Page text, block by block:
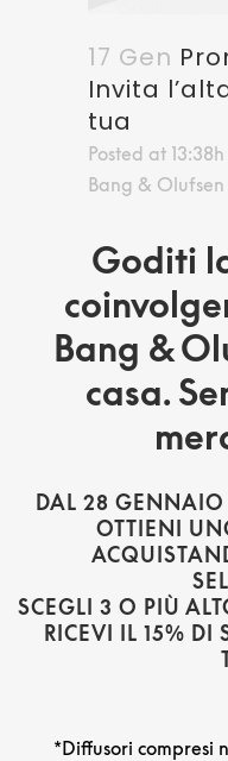
17 Gen
Invita
tua
Posted at 13:38h
Bang &
Goditi
Bang &
casa.
DAL 28
OTTIENI
SCEGLI 3 O PIÙ
RICEVI IL 15% DI
*Diffusori compresi